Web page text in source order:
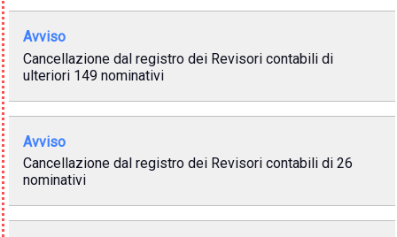
Avviso
Cancellazione dal registro dei Revisori contabili di
ulteriori 149 nominativi
Avviso
Cancellazione dal registro dei Revisori contabili di 26
nominativi